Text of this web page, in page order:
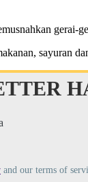
gerai-
sayuran
and our terms of